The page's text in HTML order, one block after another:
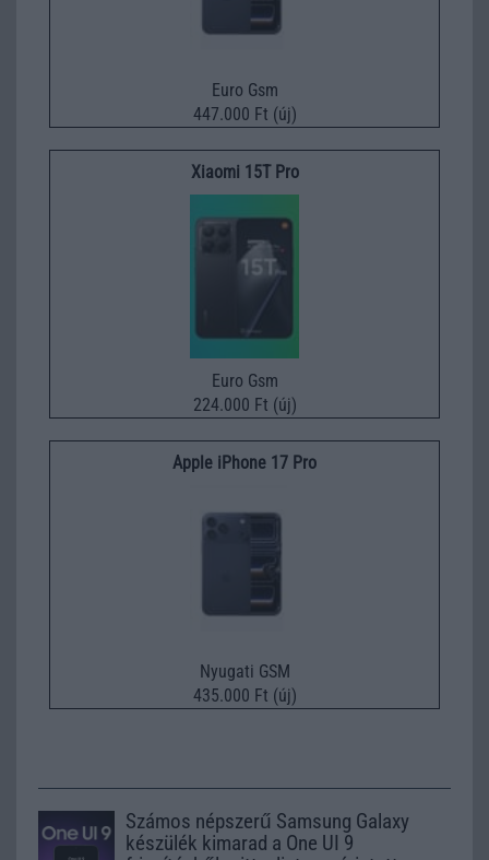
Euro Gsm
447.000 Ft (új)
Xiaomi 15T Pro
Euro Gsm
224.000 Ft (új)
Apple iPhone 17 Pro
Nyugati GSM
435.000 Ft (új)
Számos népszerű Samsung Galaxy
készülék kimarad a One UI 9